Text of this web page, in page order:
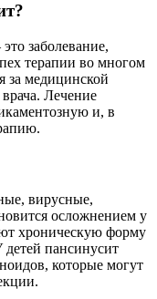
заболевание,
терапии во многом
за медицинской
Лечение
и, в
вирусные,
осложнением у
хроническую форму
детей пансинусит
которые могут